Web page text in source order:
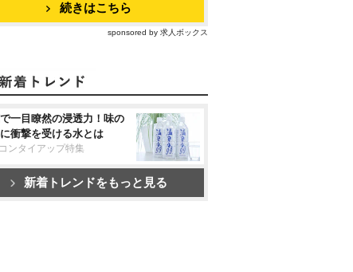
続きはこちら
sponsored by 求人ボックス
一目瞭然の浸透力！味の
衝撃を受ける水とは
ンタイアップ特集
新着トレンドをもっと見る